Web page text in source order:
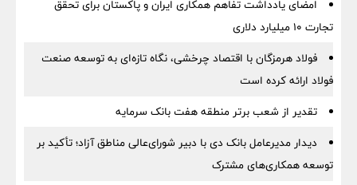
امضای یادداشت تفاهم همکاری ایران و پاکستان برای تحقق
تجارت ۱۰ میلیارد دلاری
فولاد هرمزگان با اقتصاد چرخشی، نگاه تازه‌ای به توسعه صنعت
فولاد ارائه کرده است
تقدیر از شعب برتر منطقه هفت بانک سرمایه
دیدار مدیرعامل بانک دی با دبیر شورای‌عالی مناطق آزاد؛ تأکید بر
توسعه همکاری‌های مشترک